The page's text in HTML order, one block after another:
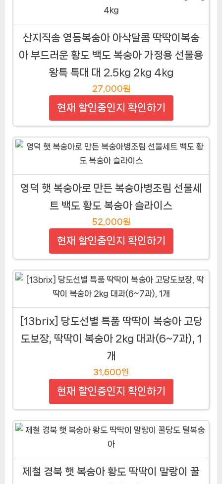
산지직송 영동복숭아 아삭달콤 딱딱이복숭
아 부드러운 황도 백도 복숭아 가정용 선물용
왕특 특대 대 2.5kg 2kg 4kg
27,000원
현재 할인중인지 확인하기
영덕 햇 복숭아로 만든 복숭아병조림 선물세
트 백도 황도 복숭아 슬라이스
52,000원
현재 할인중인지 확인하기
[13brix] 당도선별 특품 딱딱이 복숭아 고당
도보장, 딱딱이 복숭아 2kg 대과(6~7과), 1
개
31,600원
현재 할인중인지 확인하기
제철 경북 햇 복숭아 황도 딱딱이 말랑이 꿀